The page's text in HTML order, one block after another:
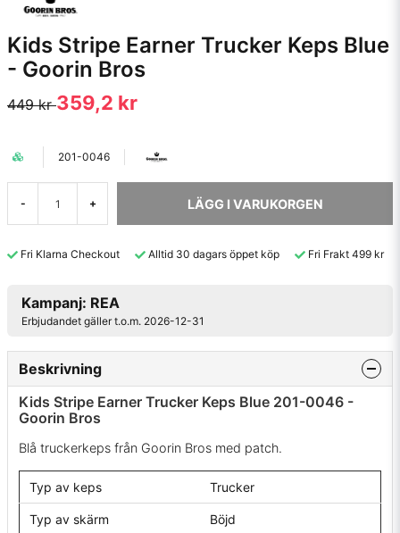
Kids Stripe Earner Trucker Keps Blue
- Goorin Bros
449 kr359,2 kr
201-0046
- + LÄGG I VARUKORGEN
Fri Klarna Checkout Alltid 30 dagars öppet köp Fri Frakt 499 kr
Kampanj: REA
Erbjudandet gäller t.o.m. 2026-12-31
Beskrivning
Kids Stripe Earner Trucker Keps Blue 201-0046 -
Goorin Bros
Blå truckerkeps från Goorin Bros med patch.
Typ av keps Trucker
Typ av skärm Böjd